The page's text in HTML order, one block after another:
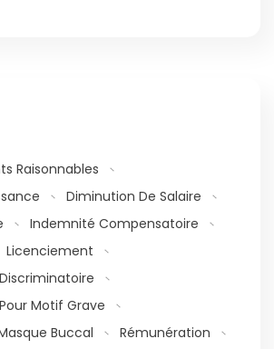
Raisonnables
Diminution De Salaire
Indemnité Compensatoire
Licenciement
Motif Grave
Buccal
Rémunération